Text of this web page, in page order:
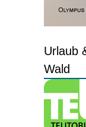
Urlaub
Wald